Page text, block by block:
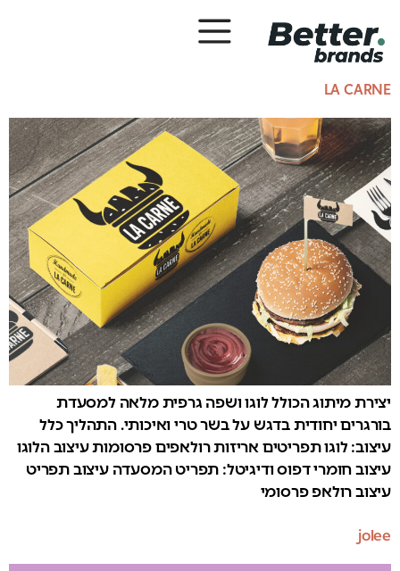
LA CARNE
יצירת מיתוג הכולל לוגו ושפה גרפית מלאה למסעדת
בורגרים יחודית בדגש על בשר טרי ואיכותי. התהליך כלל
עיצוב: לוגו תפריטים אריזות רולאפים פרסומות עיצוב הלוגו
עיצוב חומרי דפוס ודיגיטל: תפריט המסעדה עיצוב תפריט
עיצוב רולאפ פרסומי
jolee